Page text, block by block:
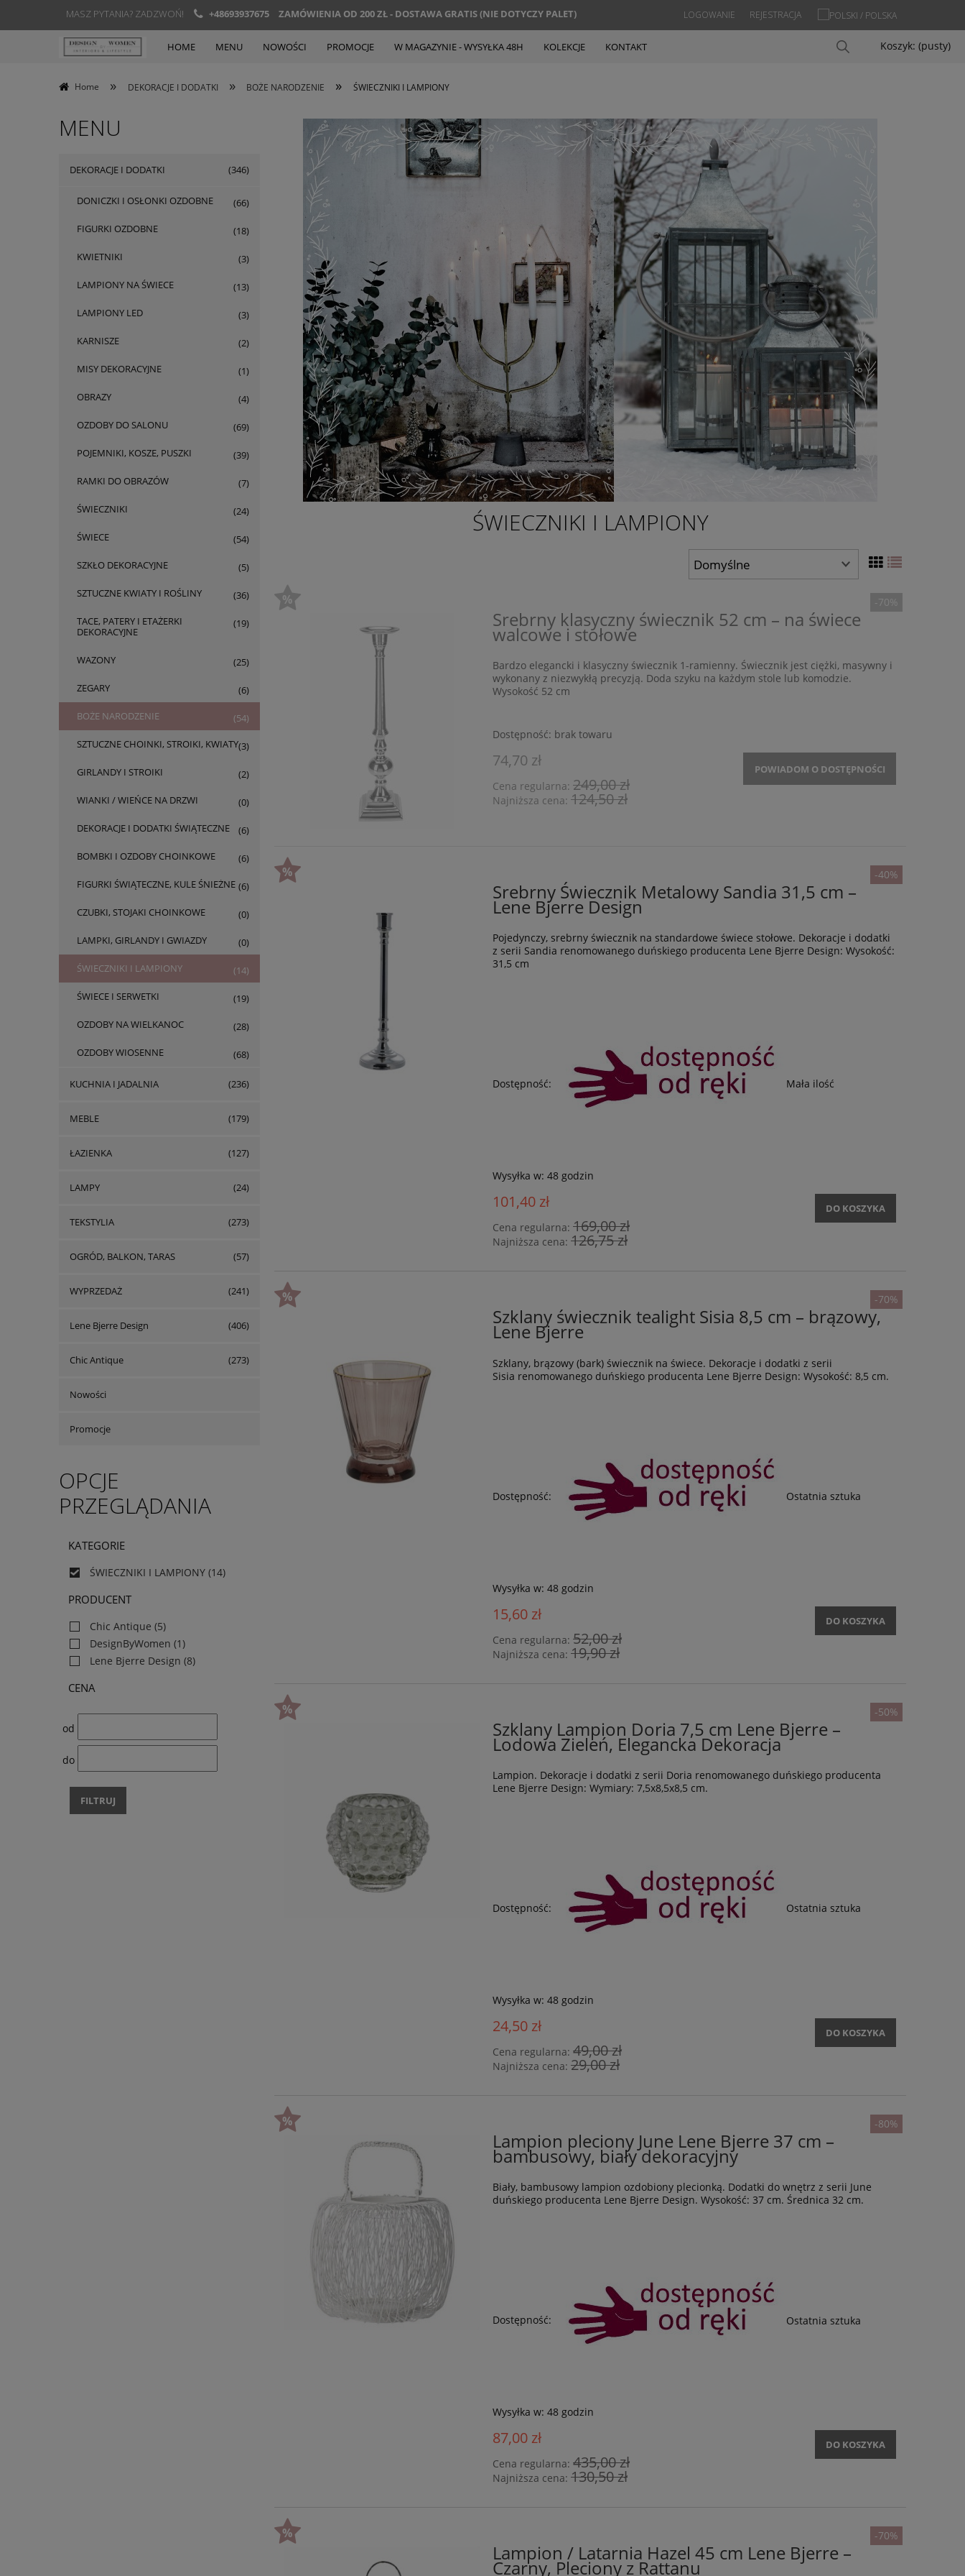
MASZ PYTANIA? ZADZWOŃ! +48693937675 ZAMÓWIENIA OD 200 ZŁ - DOSTAWA GRATIS (NIE DOTYCZY PALET) REJESTRACJA
LOGOWANIE
Koszyk: (pusty)
HOME MENU NOWOŚCI PROMOCJE W MAGAZYNIE - WYSYŁKA 48H KOLEKCJE KONTAKT
Home » DEKORACJE I DODATKI » BOŻE NARODZENIE » ŚWIECZNIKI I LAMPIONY
MENU
DEKORACJE I DODATKI (346)
DONICZKI I OSŁONKI OZDOBNE (66)
FIGURKI OZDOBNE (18)
KWIETNIKI (3)
LAMPIONY NA ŚWIECE (13)
LAMPIONY LED (3)
KARNISZE (2)
MISY DEKORACYJNE (1)
OBRAZY (4)
OZDOBY DO SALONU (69)
POJEMNIKI, KOSZE, PUSZKI (39)
RAMKI DO OBRAZÓW (7)
ŚWIECZNIKI (24)
ŚWIECE (54)
SZKŁO DEKORACYJNE (5)
SZTUCZNE KWIATY I ROŚLINY (36)
TACE, PATERY I ETAŻERKI
DEKORACYJNE
(19)
WAZONY (25)
ZEGARY (6)
BOŻE NARODZENIE (54)
SZTUCZNE CHOINKI, STROIKI, KWIATY(3)
GIRLANDY I STROIKI (2)
WIANKI / WIEŃCE NA DRZWI (0)
DEKORACJE I DODATKI ŚWIĄTECZNE (6)
BOMBKI I OZDOBY CHOINKOWE (6)
FIGURKI ŚWIĄTECZNE, KULE ŚNIEŻNE (6)
CZUBKI, STOJAKI CHOINKOWE (0)
LAMPKI, GIRLANDY I GWIAZDY (0)
ŚWIECZNIKI I LAMPIONY (14)
ŚWIECE I SERWETKI (19)
OZDOBY NA WIELKANOC (28)
OZDOBY WIOSENNE (68)
KUCHNIA I JADALNIA (236)
MEBLE (179)
ŁAZIENKA (127)
LAMPY (24)
TEKSTYLIA (273)
OGRÓD, BALKON, TARAS (57)
WYPRZEDAŻ (241)
Lene Bjerre Design (406)
Chic Antique (273)
Nowości
Promocje
OPCJE
PRZEGLĄDANIA
KATEGORIE
ŚWIECZNIKI I LAMPIONY (14)
PRODUCENT
Chic Antique (5)
DesignByWomen (1)
Lene Bjerre Design (8)
CENA
od
do
FILTRUJ
ŚWIECZNIKI I LAMPIONY
Srebrny klasyczny świecznik 52 cm – na świece
walcowe i stołowe
Bardzo elegancki i klasyczny świecznik 1-ramienny. Świecznik jest ciężki, masywny i
wykonany z niezwykłą precyzją. Doda szyku na każdym stole lub komodzie.
Wysokość 52 cm
Dostępność: brak towaru
74,70 zł
Cena regularna:249,00 zł
Najniższa cena:124,50 zł
POWIADOM O DOSTĘPNOŚCI
-70%
Srebrny Świecznik Metalowy Sandia 31,5 cm –
Lene Bjerre Design
Pojedynczy, srebrny świecznik na standardowe świece stołowe. Dekoracje i dodatki
z serii Sandia renomowanego duńskiego producenta Lene Bjerre Design: Wysokość:
31,5 cm
Dostępność: Mała ilość
Wysyłka w: 48 godzin
101,40 zł
Cena regularna:169,00 zł
Najniższa cena:126,75 zł
DO KOSZYKA
-40%
Szklany świecznik tealight Sisia 8,5 cm – brązowy,
Lene Bjerre
Szklany, brązowy (bark) świecznik na świece. Dekoracje i dodatki z serii
Sisia renomowanego duńskiego producenta Lene Bjerre Design: Wysokość: 8,5 cm.
Dostępność: Ostatnia sztuka
Wysyłka w: 48 godzin
15,60 zł
Cena regularna:52,00 zł
Najniższa cena:19,90 zł
DO KOSZYKA
-70%
Szklany Lampion Doria 7,5 cm Lene Bjerre –
Lodowa Zieleń, Elegancka Dekoracja
Lampion. Dekoracje i dodatki z serii Doria renomowanego duńskiego producenta
Lene Bjerre Design: Wymiary: 7,5x8,5x8,5 cm.
Dostępność: Ostatnia sztuka
Wysyłka w: 48 godzin
24,50 zł
Cena regularna:49,00 zł
Najniższa cena:29,00 zł
DO KOSZYKA
-50%
Lampion pleciony June Lene Bjerre 37 cm –
bambusowy, biały dekoracyjny
Biały, bambusowy lampion ozdobiony plecionką. Dodatki do wnętrz z serii June
duńskiego producenta Lene Bjerre Design. Wysokość: 37 cm. Średnica 32 cm.
Dostępność: Ostatnia sztuka
Wysyłka w: 48 godzin
87,00 zł
Cena regularna:435,00 zł
Najniższa cena:130,50 zł
DO KOSZYKA
-80%
Lampion / Latarnia Hazel 45 cm Lene Bjerre –
Czarny, Pleciony z Rattanu
-70%